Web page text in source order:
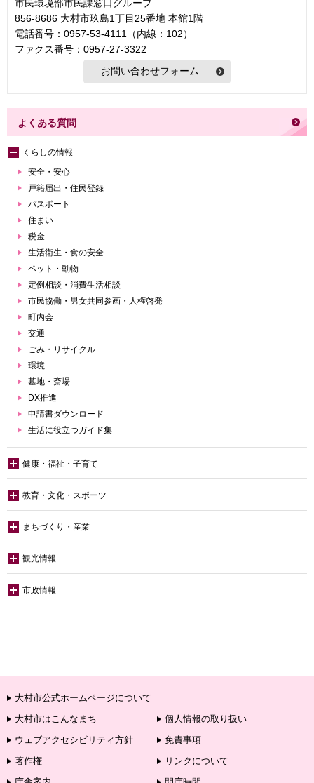
市民環境部市民課窓口グループ
856-8686 大村市玖島1丁目25番地 本館1階
電話番号：0957-53-4111（内線：102）
ファクス番号：0957-27-3322
よくある質問
くらしの情報
安全・安心
戸籍届出・住民登録
パスポート
住まい
税金
生活衛生・食の安全
ペット・動物
定例相談・消費生活相談
市民協働・男女共同参画・人権啓発
町内会
交通
ごみ・リサイクル
環境
墓地・斎場
DX推進
申請書ダウンロード
生活に役立つガイド集
健康・福祉・子育て
教育・文化・スポーツ
まちづくり・産業
観光情報
市政情報
大村市公式ホームページについて
大村市はこんなまち
個人情報の取り扱い
ウェブアクセシビリティ方針
免責事項
著作権
リンクについて